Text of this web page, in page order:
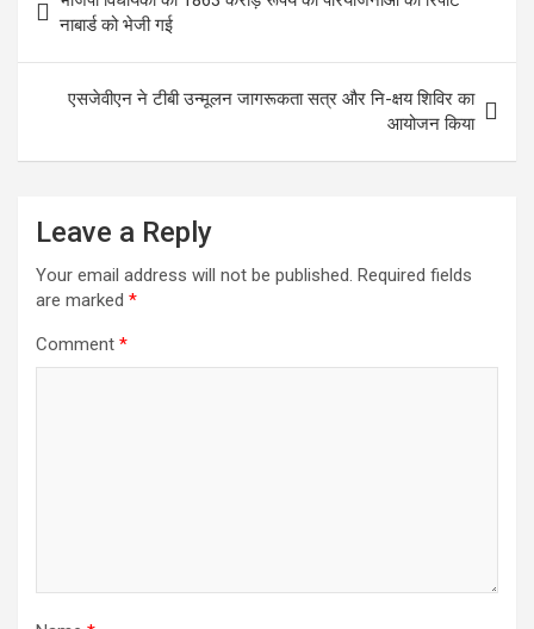
नाबार्ड को भेजी गई
एसजेवीएन ने टीबी उन्मूलन जागरूकता सत्र और नि-क्षय शिविर का
आयोजन किया
Leave a Reply
Your email address will not be published. Required fields
are marked *
Comment *